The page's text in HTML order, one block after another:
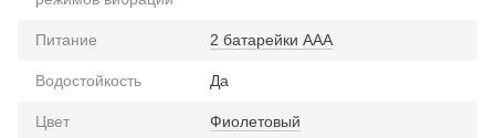
Питание 2 батарейки ААА
Водостойкость Да
Цвет Фиолетовый